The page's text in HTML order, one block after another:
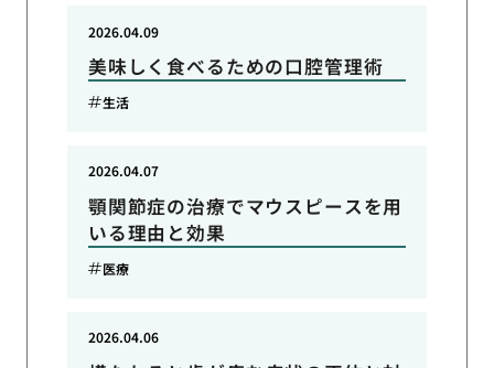
美味しく食べるための口腔管理術
2026.04.09
生活
顎関節症の治療でマウスピースを用
いる理由と効果
2026.04.07
医療
2026.04.06